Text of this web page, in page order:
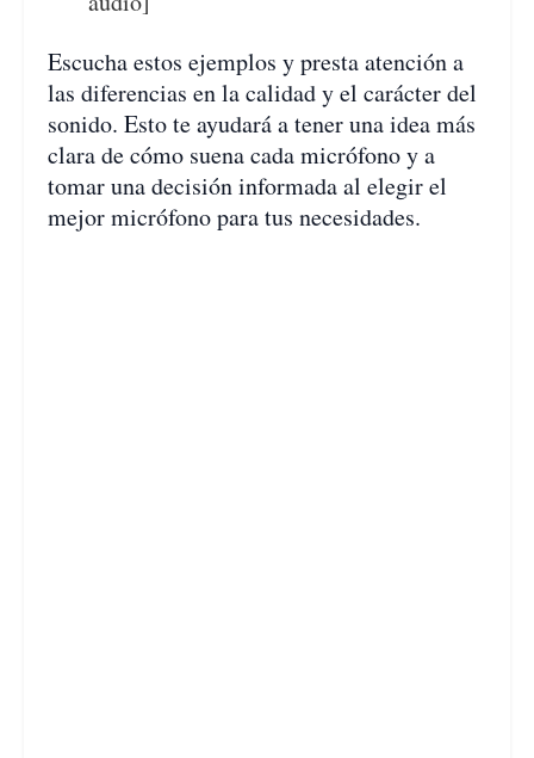
Escucha estos ejemplos y presta atención a
las diferencias en la calidad y el carácter del
sonido. Esto te ayudará a tener una idea más
clara de cómo suena cada micrófono y a
tomar una decisión informada al elegir el
mejor micrófono para tus necesidades.